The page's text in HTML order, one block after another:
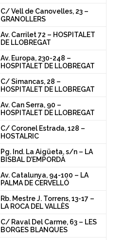
C/ Vell de Canovelles, 23 –
GRANOLLERS
Av. Carrilet 72 – HOSPITALET
DE LLOBREGAT
Av. Europa, 230-248 –
HOSPITALET DE LLOBREGAT
C/ Simancas, 28 –
HOSPITALET DE LLOBREGAT
Av. Can Serra, 90 –
HOSPITALET DE LLOBREGAT
C/ Coronel Estrada, 128 –
HOSTALRIC
Pg. Ind. La Aigüeta, s/n – LA
BISBAL D’EMPORDÀ
Av. Catalunya, 94-100 – LA
PALMA DE CERVELLÓ
Rb. Mestre J. Torrens, 13-17 –
LA ROCA DEL VALLÈS
C/ Raval Del Carme, 63 – LES
BORGES BLANQUES